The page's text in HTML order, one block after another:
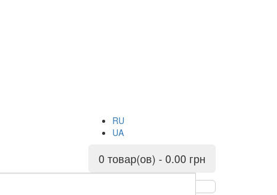
RU
UA
0 товар(ов) - 0.00 грн